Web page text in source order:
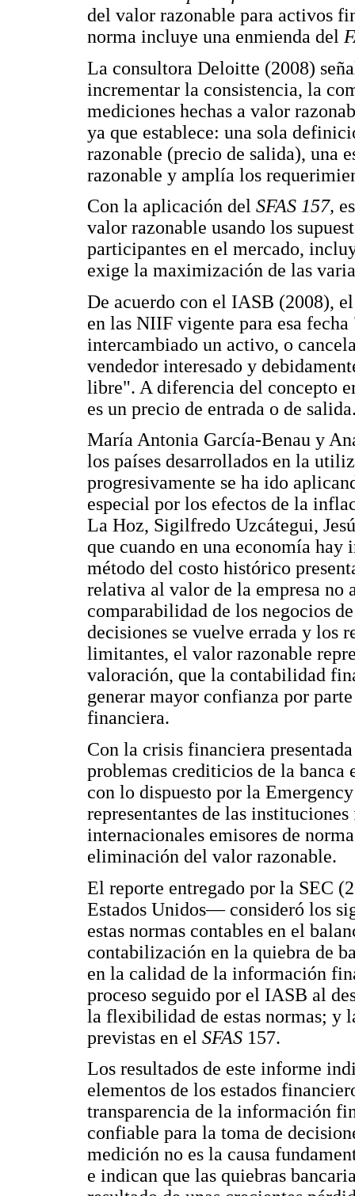
del valor razonable para activos
norma incluye una enmienda del
La consultora Deloitte (2008)
incrementar la consistencia, la
mediciones hechas a valor
ya que establece: una sola
razonable (precio de salida), una
razonable y amplía los
Con la aplicación del SFAS 157,
valor razonable usando los
participantes en el mercado,
exige la maximización de las
De acuerdo con el IASB (2008),
en las NIIF vigente para esa
intercambiado un activo, o
vendedor interesado y
libre". A diferencia del concepto
es un precio de entrada o de
María Antonia García-Benau y
los países desarrollados en la
progresivamente se ha ido
especial por los efectos de la
La Hoz, Sigilfredo Uzcátegui,
que cuando en una economía
método del costo histórico
relativa al valor de la empresa no
comparabilidad de los negocios
decisiones se vuelve errada y los
limitantes, el valor razonable
valoración, que la contabilidad
generar mayor confianza por
financiera.
Con la crisis financiera
problemas crediticios de la banca
con lo dispuesto por la
representantes de las
internacionales emisores de
eliminación del valor razonable.
El reporte entregado por la SEC
Estados Unidos— consideró los
estas normas contables en el
contabilización en la quiebra de
en la calidad de la información
proceso seguido por el IASB al
la flexibilidad de estas normas; y
previstas en el SFAS 157.
Los resultados de este informe
elementos de los estados
transparencia de la información
confiable para la toma de
medición no es la causa
e indican que las quiebras